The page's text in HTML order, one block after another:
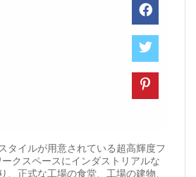
タイルが用意されている超高輝度フ
ークスペースにインダストリアルな
、正式な工場の食堂、工場の建物、